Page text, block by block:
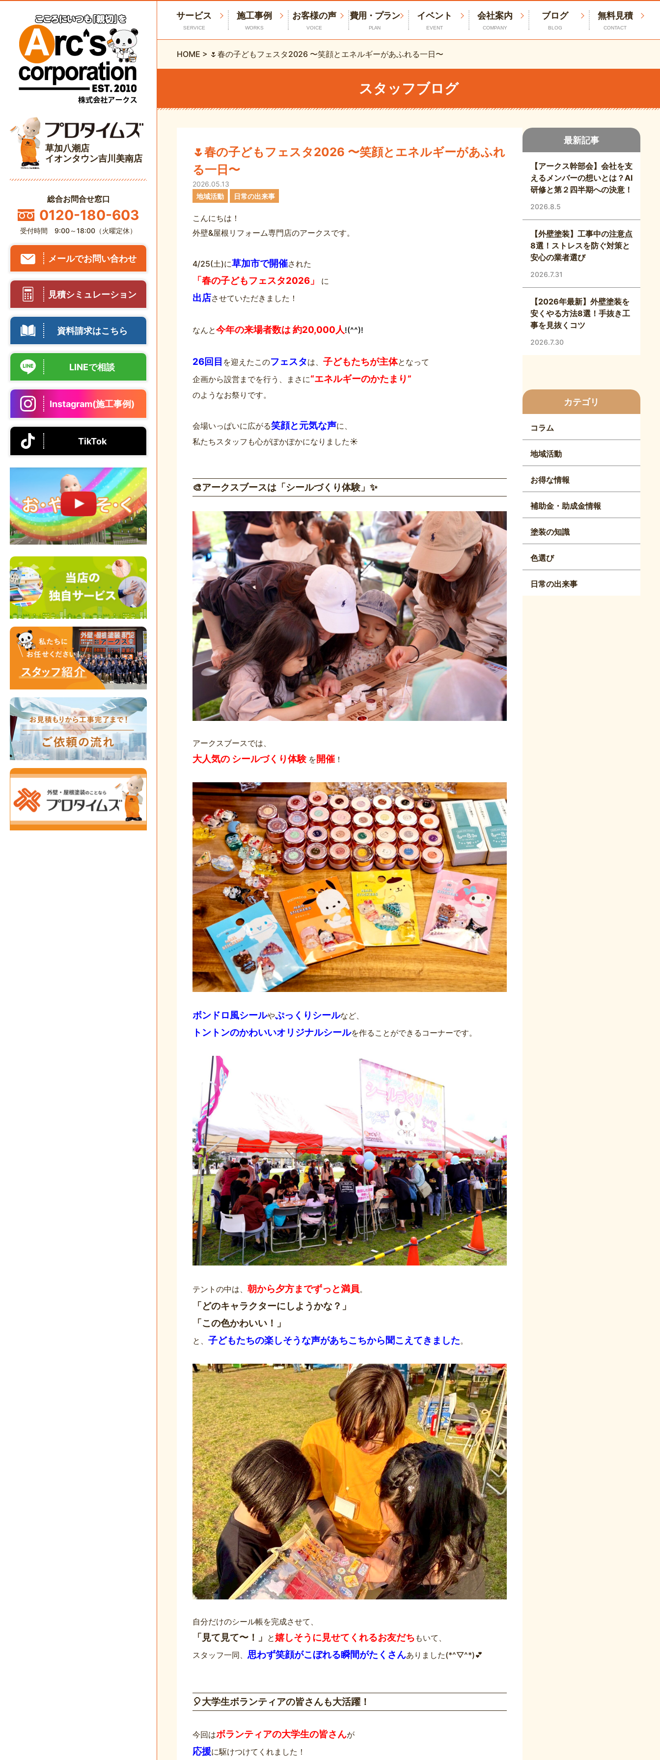
草加八潮店
イオンタウン吉川美南店
総合お問合せ窓口
0120-180-603
受付時間 9:00～18:00（火曜定休）
メールでお問い合わせ
見積シミュレーション
資料請求はこちら
LINEで相談
Instagram(施工事例)
TikTok
サービス
SERVICE
施工事例
WORKS
お客様の声
VOICE
費用・プラン
PLAN
イベント
EVENT
会社案内
COMPANY
ブログ
BLOG
無料見積
CONTACT
HOME > 🌷春の子どもフェスタ2026 〜笑顔とエネルギーがあふれる一日〜
スタッフブログ
🌷春の子どもフェスタ2026 〜笑顔とエネルギーがあふれ
る一日〜
2026.05.13
地域活動
日常の出来事
こんにちは！
外壁&屋根リフォーム専門店のアークスです。
4/25(土)に草加市で開催された
「春の子どもフェスタ2026」 に
出店させていただきました！
なんと今年の来場者数は 約20,000人!(^^)!
26回目 を迎えたこのフェスタは、 子どもたちが主体となって
企画から設営までを行う、まさに“エネルギーのかたまり”
のようなお祭りです。
会場いっぱいに広がる笑顔と元気な声に、
私たちスタッフも心がぽかぽかになりました☀️
🎨アークスブースは「シールづくり体験」✨
アークスブースでは、
大人気の シールづくり体験を 開催 ！
ボンドロ風シールやぷっくりシールなど、
トントンのかわいいオリジナルシールを作ることができるコーナーです。
テントの中は、 朝から夕方までずっと満員 。
「どのキャラクターにしようかな？」
「この色かわいい！」
と、 子どもたちの楽しそうな声があちこちから聞こえてきました。
自分だけのシール帳を完成させて、
「見て見て〜！」 と嬉しそうに見せてくれるお友だち もいて、
スタッフ一同、 思わず笑顔がこぼれる瞬間がたくさんありました(*^▽^*)💕
🎈大学生ボランティアの皆さんも大活躍！
今回はボランティアの大学生の皆さんが
応援に駆けつけてくれました！
最新記事
【アークス幹部会】会社を支
えるメンバーの想いとは？AI
研修と第２四半期への決意！
2026.8.5
【外壁塗装】工事中の注意点
8選！ストレスを防ぐ対策と
安心の業者選び
2026.7.31
【2026年最新】外壁塗装を
安くやる方法8選！手抜き工
事を見抜くコツ
2026.7.30
カテゴリ
コラム
地域活動
お得な情報
補助金・助成金情報
塗装の知識
色選び
日常の出来事